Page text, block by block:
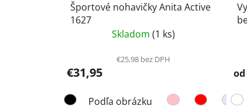
Športové nohavičky Anita Active
1627
Skladom(1 ks)
€25,98 bez DPH
€31,95
Podľa obrázku
od